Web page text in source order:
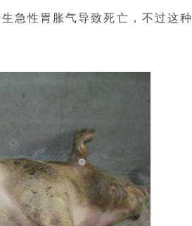
急性胃胀气导致死亡，不过这种